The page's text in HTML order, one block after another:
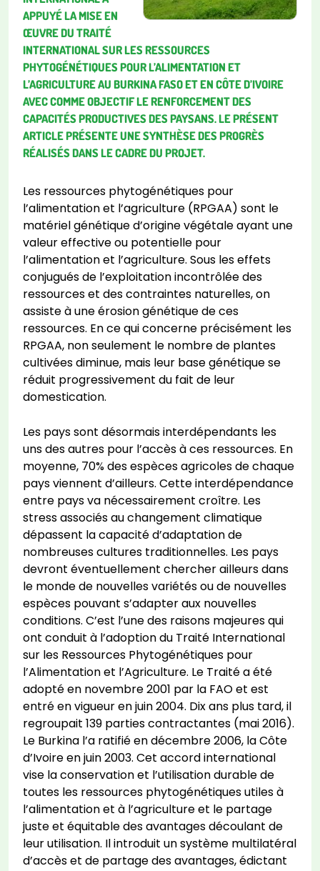
APPUYÉ LA MISE EN
ŒUVRE DU TRAITÉ
INTERNATIONAL SUR LES RESSOURCES
PHYTOGÉNÉTIQUES POUR L’ALIMENTATION ET
L’AGRICULTURE AU BURKINA FASO ET EN CÔTE D’IVOIRE
AVEC COMME OBJECTIF LE RENFORCEMENT DES
CAPACITÉS PRODUCTIVES DES PAYSANS. LE PRÉSENT
ARTICLE PRÉSENTE UNE SYNTHÈSE DES PROGRÈS
RÉALISÉS DANS LE CADRE DU PROJET.
Les ressources phytogénétiques pour
l’alimentation et l’agriculture (RPGAA) sont le
matériel génétique d’origine végétale ayant une
valeur effective ou potentielle pour
l’alimentation et l’agriculture. Sous les effets
conjugués de l’exploitation incontrôlée des
ressources et des contraintes naturelles, on
assiste à une érosion génétique de ces
ressources. En ce qui concerne précisément les
RPGAA, non seulement le nombre de plantes
cultivées diminue, mais leur base génétique se
réduit progressivement du fait de leur
domestication.
Les pays sont désormais interdépendants les
uns des autres pour l’accès à ces ressources. En
moyenne, 70% des espèces agricoles de chaque
pays viennent d’ailleurs. Cette interdépendance
entre pays va nécessairement croître. Les
stress associés au changement climatique
dépassent la capacité d’adaptation de
nombreuses cultures traditionnelles. Les pays
devront éventuellement chercher ailleurs dans
le monde de nouvelles variétés ou de nouvelles
espèces pouvant s’adapter aux nouvelles
conditions. C’est l’une des raisons majeures qui
ont conduit à l’adoption du Traité International
sur les Ressources Phytogénétiques pour
l’Alimentation et l’Agriculture. Le Traité a été
adopté en novembre 2001 par la FAO et est
entré en vigueur en juin 2004. Dix ans plus tard, il
regroupait 139 parties contractantes (mai 2016).
Le Burkina l’a ratifié en décembre 2006, la Côte
d’Ivoire en juin 2003. Cet accord international
vise la conservation et l’utilisation durable de
toutes les ressources phytogénétiques utiles à
l’alimentation et à l’agriculture et le partage
juste et équitable des avantages découlant de
leur utilisation. Il introduit un système multilatéral
d’accès et de partage des avantages, édictant